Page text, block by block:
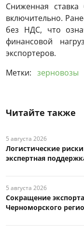
Сниженная
включительно.
без НДС, что
финансовой
экспортеров.
Метки: зерновозы
Читайте также
5 августа 2026
Логистические
экспертная
5 августа 2026
Сокращение
Черноморского